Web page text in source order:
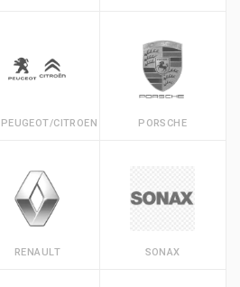
PEUGEOT/CITROEN PORSCHE
RENAULT SONAX